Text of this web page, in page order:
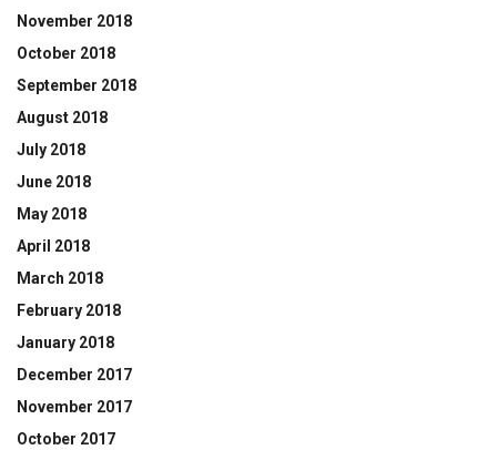
November 2018
October 2018
September 2018
August 2018
July 2018
June 2018
May 2018
April 2018
March 2018
February 2018
January 2018
December 2017
November 2017
October 2017